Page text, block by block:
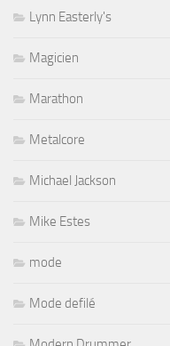
Lynn Easterly's
Magicien
Marathon
Metalcore
Michael Jackson
Mike Estes
mode
Mode defilé